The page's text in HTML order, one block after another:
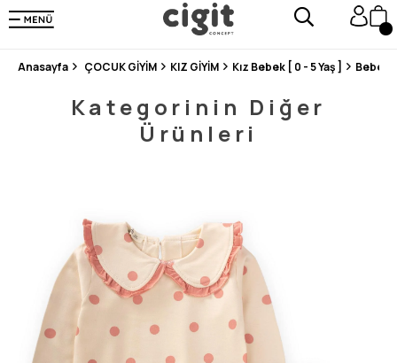
250.000'DEN FAZLA DEĞERLENDİRMEDE 5 ÜZERİNDEN 4.8 PUAN ALDI ⭐⭐⭐⭐⭐
3 MİLYONDAN FAZLA MUTLU MÜŞTERİ ❤️ 10 MİLYON ÜRÜN
Anasayfa ÇOCUK GİYİM KIZ GİYİM Kız Bebek [ 0 - 5 Yaş ] Bebek
Kategorinin Diğer
Ürünleri